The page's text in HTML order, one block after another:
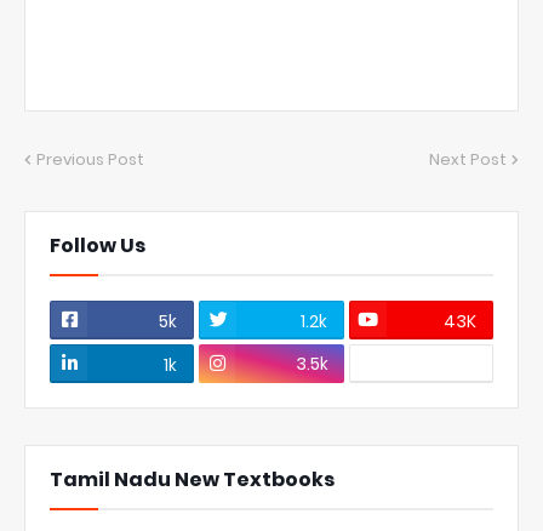
Previous Post Next Post
Follow Us
5k 1.2k
43K
1k
3.5k
Tamil Nadu New Textbooks